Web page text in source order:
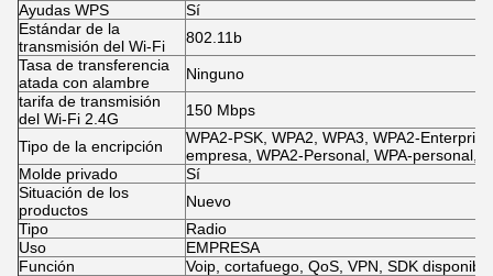
Ayudas WPS
Sí
Estándar de la
transmisión del Wi-Fi
802.11b
Tasa de transferencia
atada con alambre
Ninguno
tarifa de transmisión
del Wi-Fi 2.4G
150 Mbps
Tipo de la encripción
WPA2-PSK, WPA2, WPA3, WPA2-
empresa, WPA2-Personal, WPA-personal,
Molde privado
Sí
Situación de los
productos
Nuevo
Tipo
Radio
Uso
EMPRESA
Función
Voip, cortafuego, QoS, VPN, SDK disponible